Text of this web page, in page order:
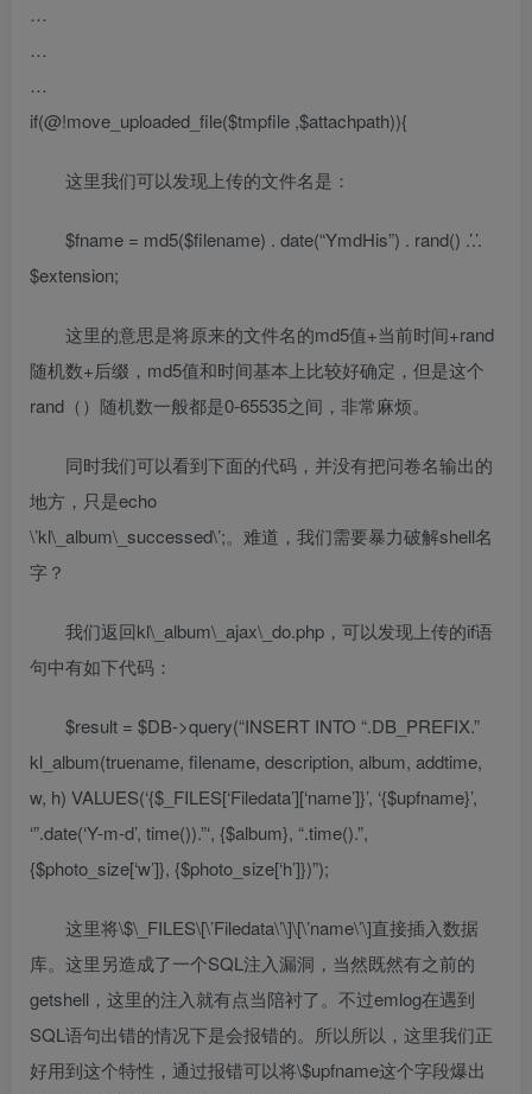
…
…
…
if(@!move_uploaded_file($tmpfile ,$attachpath)){
这里我们可以发现上传的文件名是：
$fname = md5($filename) . date(“YmdHis”) . rand() .’.’.
$extension;
这里的意思是将原来的文件名的md5值+当前时间+rand
随机数+后缀，md5值和时间基本上比较好确定，但是这个
rand（）随机数一般都是0-65535之间，非常麻烦。
同时我们可以看到下面的代码，并没有把问卷名输出的
地方，只是echo
\’kl\_album\_successed\’;。难道，我们需要暴力破解shell名
字？
我们返回kl\_album\_ajax\_do.php，可以发现上传的if语
句中有如下代码：
$result = $DB->query(“INSERT INTO “.DB_PREFIX.”
kl_album(truename, filename, description, album, addtime,
w, h) VALUES(‘{$_FILES[‘Filedata’][‘name’]}’, ‘{$upfname}’,
‘”.date(‘Y-m-d’, time()).”‘, {$album}, “.time().”,
{$photo_size[‘w’]}, {$photo_size[‘h’]})”);
这里将\$\_FILES\[\’Filedata\’\]\[\’name\’\]直接插入数据
库。这里另造成了一个SQL注入漏洞，当然既然有之前的
getshell，这里的注入就有点当陪衬了。不过emlog在遇到
SQL语句出错的情况下是会报错的。所以所以，这里我们正
好用到这个特性，通过报错可以将\$upfname这个字段爆出